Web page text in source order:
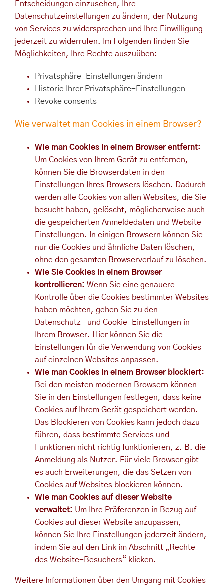
Entscheidungen einzusehen, Ihre
Datenschutzeinstellungen zu ändern, der Nutzung
von Services zu widersprechen und Ihre Einwilligung
jederzeit zu widerrufen. Im Folgenden finden Sie
Möglichkeiten, Ihre Rechte auszuüben:
Privatsphäre-Einstellungen ändern
Historie Ihrer Privatsphäre-Einstellungen
Revoke consents
Wie verwaltet man Cookies in einem Browser?
Wie man Cookies in einem Browser entfernt:
Um Cookies von Ihrem Gerät zu entfernen,
können Sie die Browserdaten in den
Einstellungen Ihres Browsers löschen. Dadurch
werden alle Cookies von allen Websites, die Sie
besucht haben, gelöscht, möglicherweise auch
die gespeicherten Anmeldedaten und Website-
Einstellungen. In einigen Browsern können Sie
nur die Cookies und ähnliche Daten löschen,
ohne den gesamten Browserverlauf zu löschen.
Wie Sie Cookies in einem Browser
kontrollieren: Wenn Sie eine genauere
Kontrolle über die Cookies bestimmter Websites
haben möchten, gehen Sie zu den
Datenschutz- und Cookie-Einstellungen in
Ihrem Browser. Hier können Sie die
Einstellungen für die Verwendung von Cookies
auf einzelnen Websites anpassen.
Wie man Cookies in einem Browser blockiert:
Bei den meisten modernen Browsern können
Sie in den Einstellungen festlegen, dass keine
Cookies auf Ihrem Gerät gespeichert werden.
Das Blockieren von Cookies kann jedoch dazu
führen, dass bestimmte Services und
Funktionen nicht richtig funktionieren, z. B. die
Anmeldung als Nutzer. Für viele Browser gibt
es auch Erweiterungen, die das Setzen von
Cookies auf Websites blockieren können.
Wie man Cookies auf dieser Website
verwaltet: Um Ihre Präferenzen in Bezug auf
Cookies auf dieser Website anzupassen,
können Sie Ihre Einstellungen jederzeit ändern,
indem Sie auf den Link im Abschnitt „Rechte
des Website-Besuchers“ klicken.
Weitere Informationen über den Umgang mit Cookies